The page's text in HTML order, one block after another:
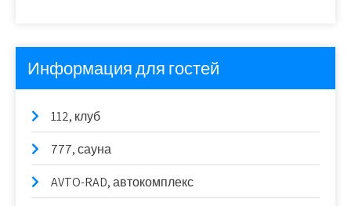
Информация для гостей
112, клуб
777, сауна
AVTO-RAD, автокомплекс